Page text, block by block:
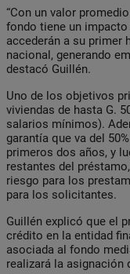
“Con un valor
fondo tiene un
accederán a su primer
nacional, generando
destacó Guillén.
Uno de los objetivos
viviendas de hasta G.
salarios mínimos).
garantía que va del
primeros dos años, y
restantes del
riesgo para los
para los solicitantes.
Guillén explicó que el
crédito en la entidad
asociada al fondo
realizará la asignación